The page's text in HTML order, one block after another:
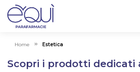
Home Estetica
Scopri i prodotti dedicati